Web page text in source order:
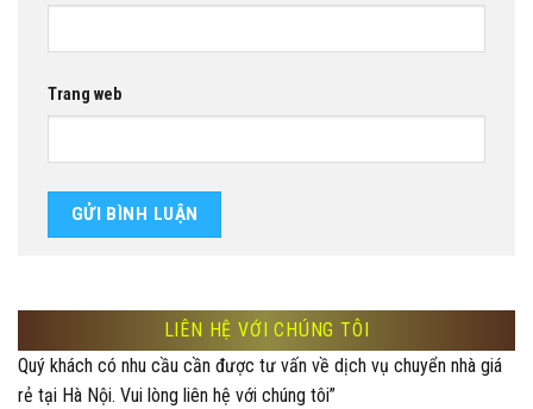
Trang web
LIÊN HỆ VỚI CHÚNG TÔI
Quý khách có nhu cầu cần được tư vấn về dịch vụ chuyển nhà giá
rẻ tại Hà Nội. Vui lòng liên hệ với chúng tôi”